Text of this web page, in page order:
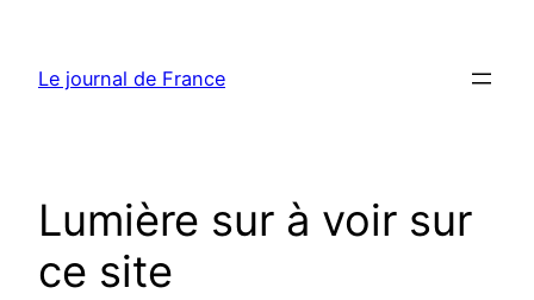
contenu
Le journal de France
Lumière sur à voir sur
ce site